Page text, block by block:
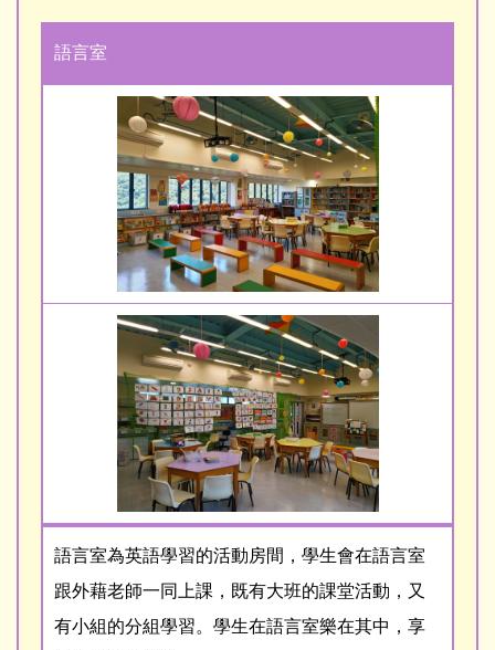
語言室
語言室為英語學習的活動房間，學生會在語言室
跟外藉老師一同上課，既有大班的課堂活動，又
有小組的分組學習。學生在語言室樂在其中，享